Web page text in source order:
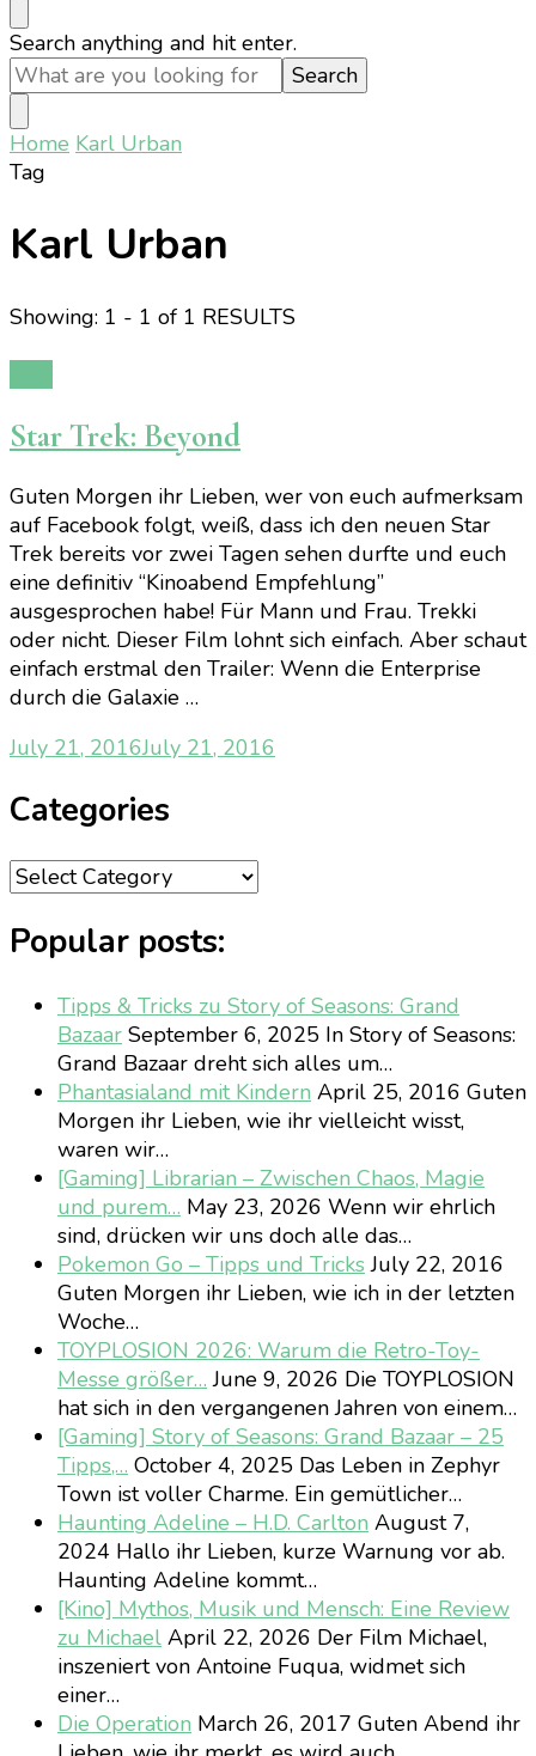
Looking
for
Something?
Search anything and hit enter.
Home Karl Urban
Tag
Karl Urban
Showing: 1 - 1 of 1 RESULTS
Star Trek: Beyond
Guten Morgen ihr Lieben, wer von euch aufmerksam
auf Facebook folgt, weiß, dass ich den neuen Star
Trek bereits vor zwei Tagen sehen durfte und euch
eine definitiv “Kinoabend Empfehlung”
ausgesprochen habe! Für Mann und Frau. Trekki
oder nicht. Dieser Film lohnt sich einfach. Aber schaut
einfach erstmal den Trailer: Wenn die Enterprise
durch die Galaxie …
July 21, 2016July 21, 2016
Categories
Categories
Popular posts:
Tipps & Tricks zu Story of Seasons: Grand
Bazaar September 6, 2025 In Story of Seasons:
Grand Bazaar dreht sich alles um…
Phantasialand mit Kindern April 25, 2016 Guten
Morgen ihr Lieben, wie ihr vielleicht wisst,
waren wir…
[Gaming] Librarian – Zwischen Chaos, Magie
und purem… May 23, 2026 Wenn wir ehrlich
sind, drücken wir uns doch alle das…
Pokemon Go – Tipps und TricksJuly 22, 2016
Guten Morgen ihr Lieben, wie ich in der letzten
Woche…
TOYPLOSION 2026: Warum die Retro-Toy-
Messe größer… June 9, 2026 Die TOYPLOSION
hat sich in den vergangenen Jahren von einem…
[Gaming] Story of Seasons: Grand Bazaar – 25
Tipps,… October 4, 2025 Das Leben in Zephyr
Town ist voller Charme. Ein gemütlicher…
Haunting Adeline – H.D. Carlton August 7,
2024 Hallo ihr Lieben, kurze Warnung vor ab.
Haunting Adeline kommt…
[Kino] Mythos, Musik und Mensch: Eine Review
zu Michael April 22, 2026 Der Film Michael,
inszeniert von Antoine Fuqua, widmet sich
einer…
Die Operation March 26, 2017 Guten Abend ihr